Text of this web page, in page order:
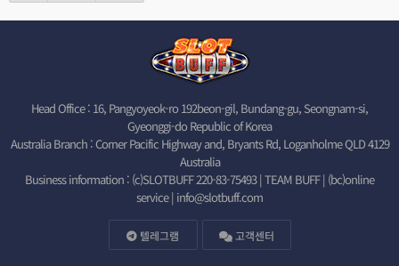
Head Office : 16, Pangyoyeok-ro 192beon-gil, Bundang-gu, Seongnam-si,
Gyeonggi-do Republic of Korea
Australia Branch : Corner Pacific Highway and, Bryants Rd, Loganholme QLD 4129
Australia
Business information : (c)SLOTBUFF 220-83-75493 | TEAM BUFF | (bc)online
service | info@slotbuff.com
텔레그램 고객센터